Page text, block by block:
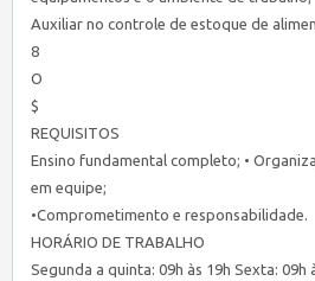
Auxiliar no controle de estoque de
8
O
$
REQUISITOS
Ensino fundamental completo; •
em equipe;
•Comprometimento e responsabilidade.
HORÁRIO DE TRABALHO
Segunda a quinta: 09h às 19h Sexta: 09h